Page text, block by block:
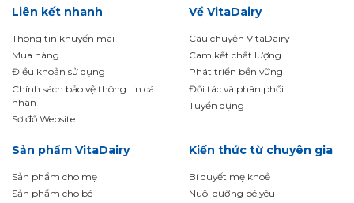
Liên kết nhanh
Thông tin khuyến mãi
Mua hàng
Điều khoản sử dụng
Chính sách bảo vệ thông tin cá
nhân
Sơ đồ Website
Về VitaDairy
Câu chuyện VitaDairy
Cam kết chất lượng
Phát triển bền vững
Đối tác và phân phối
Tuyển dụng
Sản phẩm VitaDairy
Sản phẩm cho mẹ
Sản phẩm cho bé
Kiến thức từ chuyên gia
Bí quyết mẹ khoẻ
Nuôi dưỡng bé yêu